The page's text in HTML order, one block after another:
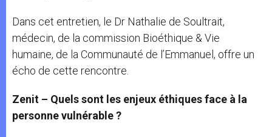
Dans cet entretien, le Dr Nathalie de Soultrait,
médecin, de la commission Bioéthique & Vie
humaine, de la Communauté de l’Emmanuel, offre un
écho de cette rencontre.
Zenit – Quels sont les enjeux éthiques face à la
personne vulnérable ?